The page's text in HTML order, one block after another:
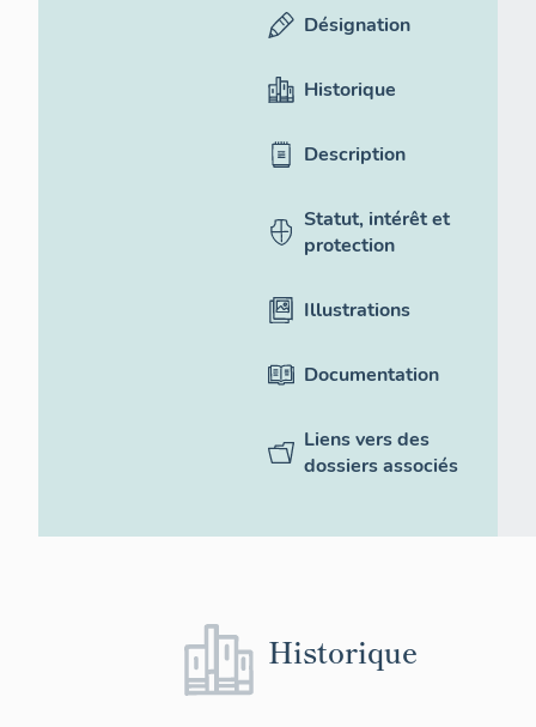
Désignation
Historique
Description
Statut, intérêt et
protection
Illustrations
Documentation
Liens vers des
dossiers associés
Historique